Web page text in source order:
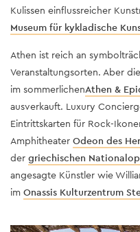
Kulissen einflussreicher
Museum für kykladische
Athen ist reich an
Veranstaltungsorten. Aber
im sommerlichenAthen &
ausverkauft. Luxury
Eintrittskarten für Rock-
Amphitheater Odeon des
der griechischen
angesagte Künstler wie
im Onassis Kulturzentrum